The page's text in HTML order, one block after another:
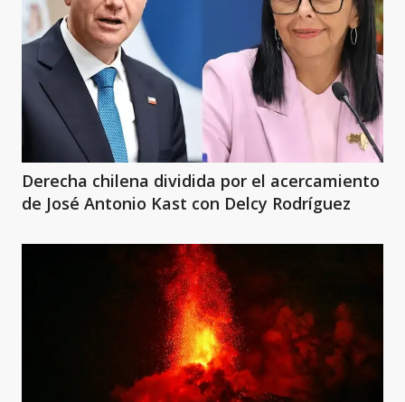
Derecha chilena dividida por el acercamiento
de José Antonio Kast con Delcy Rodríguez